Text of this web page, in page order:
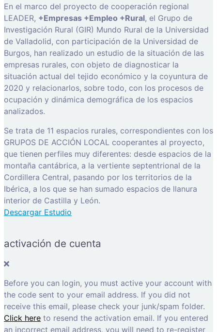
En el marco del proyecto de cooperación regional
LEADER, +Empresas +Empleo +Rural, el Grupo de
Investigación Rural (GIR) Mundo Rural de la Universidad
de Valladolid, con participación de la Universidad de
Burgos, han realizado un estudio de la situación de las
empresas rurales, con objeto de diagnosticar la
situación actual del tejido económico y la coyuntura de
2020 y relacionarlos, sobre todo, con los procesos de
ocupación y dinámica demográfica de los espacios
analizados.
Se trata de 11 espacios rurales, correspondientes con los
GRUPOS DE ACCIÓN LOCAL cooperantes al proyecto,
que tienen perfiles muy diferentes: desde espacios de la
montaña cantábrica, a la vertiente septentrional de la
Cordillera Central, pasando por los territorios de la
Ibérica, a los que se han sumado espacios de llanura
interior de Castilla y León.
Descargar Estudio
activación de cuenta
Before you can login, you must active your account with
the code sent to your email address. If you did not
receive this email, please check your junk/spam folder.
Click here to resend the activation email. If you entered
an incorrect email address, you will need to re-register